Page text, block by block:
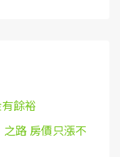
餘裕
路 房價只漲不